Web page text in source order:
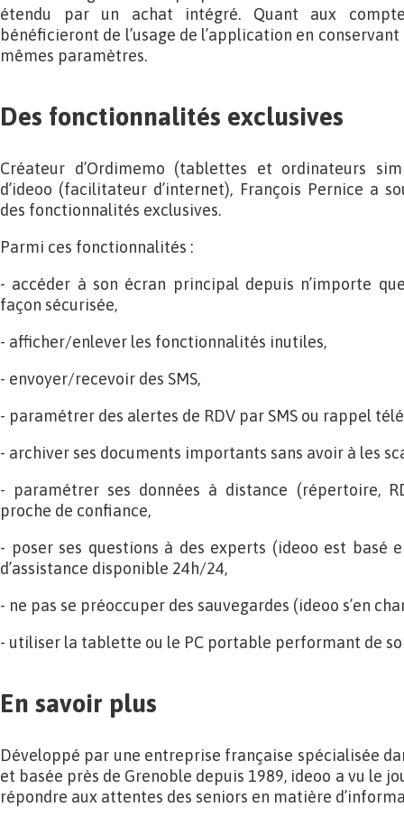
étendu par un achat intégré. Quant aux
bénéficieront de l’usage de l’application en
mêmes paramètres.
Des fonctionnalités exclusives
Créateur d’Ordimemo (tablettes et ordinateurs
d’ideoo (facilitateur d’internet), François Pernice a
des fonctionnalités exclusives.
Parmi ces fonctionnalités :
- accéder à son écran principal depuis n’importe
façon sécurisée,
- afficher/enlever les fonctionnalités inutiles,
- envoyer/recevoir des SMS,
- paramétrer des alertes de RDV par SMS ou rappel
- archiver ses documents importants sans avoir à les
- paramétrer ses données à distance (répertoire,
proche de confiance,
- poser ses questions à des experts (ideoo est basé
d’assistance disponible 24h/24,
- ne pas se préoccuper des sauvegardes (ideoo s’en
- utiliser la tablette ou le PC portable performant de
En savoir plus
Développé par une entreprise française spécialisée
et basée près de Grenoble depuis 1989, ideoo a vu le
répondre aux attentes des seniors en matière